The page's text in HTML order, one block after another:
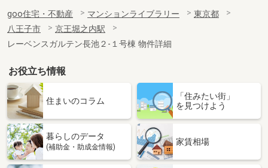
goo住宅・不動産 マンションライブラリー
東京都
八王子市
京王堀之内駅
レーベンスガルテン長池２-１号棟 物件詳細
お役立ち情報
住まいのコラム
「住みたい街」
を見つけよう
暮らしのデータ
(補助金・助成金情報)
家賃相場